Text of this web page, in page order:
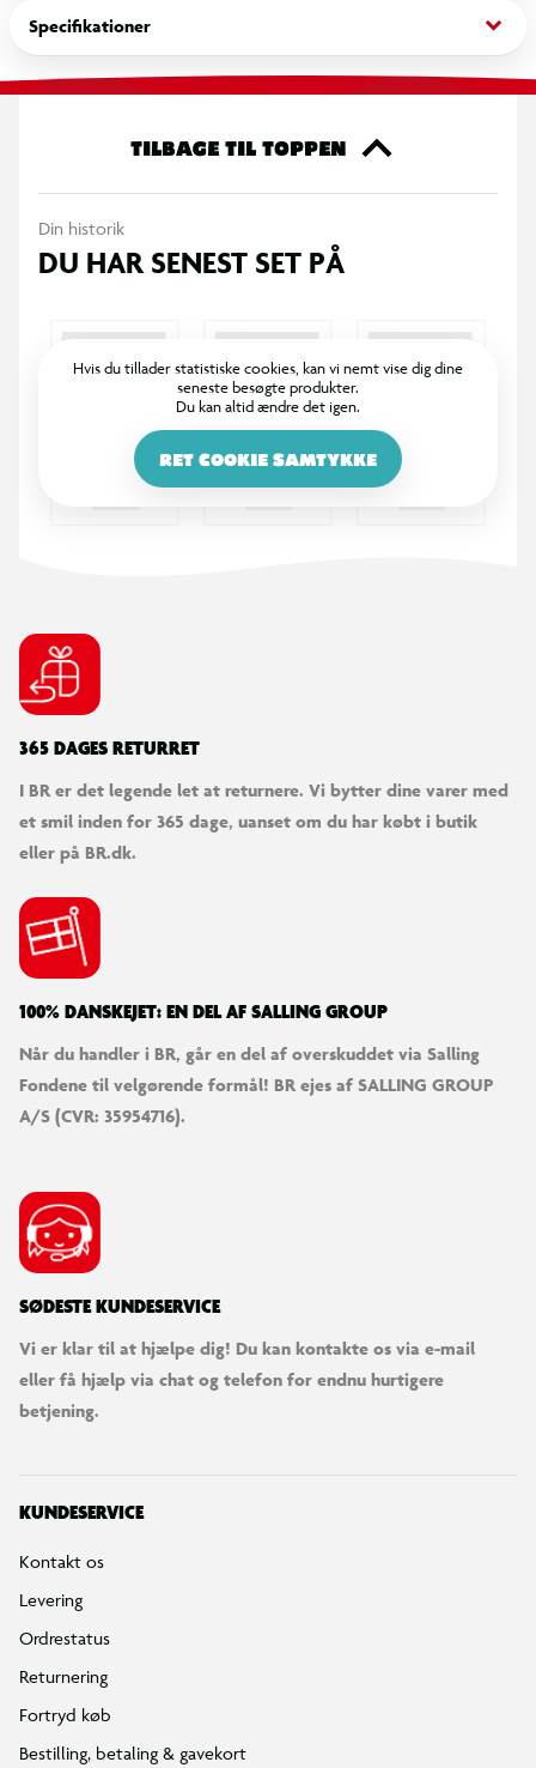
lege sikkert. Denne gyngehest er ikke kun en sjov aktivitet for
børnene, men også et smukt indslag i ethvert hjem.
Specifikationer keyboard_arrow_down
TILBAGE TIL TOPPEN
Din historik
DU HAR SENEST SET PÅ
Hvis du tillader statistiske cookies, kan vi nemt vise dig dine
seneste besøgte produkter.
Du kan altid ændre det igen.
RET COOKIE SAMTYKKE
365 DAGES RETURRET
I BR er det legende let at returnere. Vi bytter dine varer med
et smil inden for 365 dage, uanset om du har købt i butik
eller på BR.dk.
100% DANSKEJET: EN DEL AF SALLING GROUP
Når du handler i BR, går en del af overskuddet via Salling
Fondene til velgørende formål! BR ejes af SALLING GROUP
A/S (CVR: 35954716).
SØDESTE KUNDESERVICE
Vi er klar til at hjælpe dig! Du kan kontakte os via e-mail
eller få hjælp via chat og telefon for endnu hurtigere
betjening.
KUNDESERVICE
Kontakt os
Levering
Ordrestatus
Returnering
Fortryd køb
Bestilling, betaling & gavekort